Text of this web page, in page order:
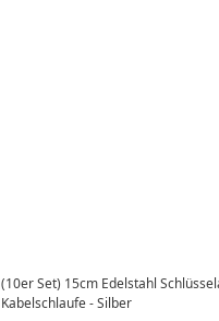
(10er Set) 15cm Edelstahl
Kabelschlaufe - Silber